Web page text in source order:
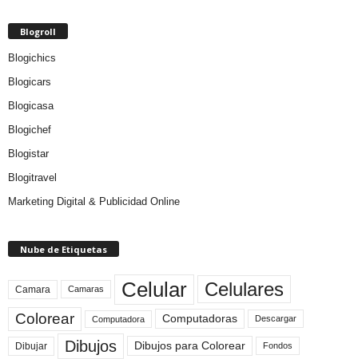
Blogroll
Blogichics
Blogicars
Blogicasa
Blogichef
Blogistar
Blogitravel
Marketing Digital & Publicidad Online
Nube de Etiquetas
Camara Camaras Celular Celulares
Colorear Computadora Computadoras Descargar
Dibujar Dibujos Dibujos para Colorear Fondos